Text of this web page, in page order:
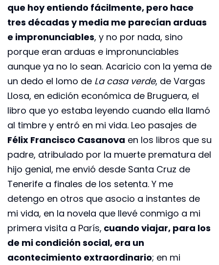
que hoy entiendo fácilmente, pero hace
tres décadas y media me parecían arduas
e impronunciables, y no por nada, sino
porque eran arduas e impronunciables
aunque ya no lo sean. Acaricio con la yema de
un dedo el lomo de La casa verde, de Vargas
Llosa, en edición económica de Bruguera, el
libro que yo estaba leyendo cuando ella llamó
al timbre y entró en mi vida. Leo pasajes de
Félix Francisco Casanova en los libros que su
padre, atribulado por la muerte prematura del
hijo genial, me envió desde Santa Cruz de
Tenerife a finales de los setenta. Y me
detengo en otros que asocio a instantes de
mi vida, en la novela que llevé conmigo a mi
primera visita a París, cuando viajar, para los
de mi condición social, era un
acontecimiento extraordinario; en mi